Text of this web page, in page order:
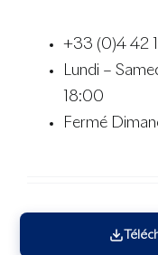
+33 (0)4 42
Lundi –
18:00
Fermé